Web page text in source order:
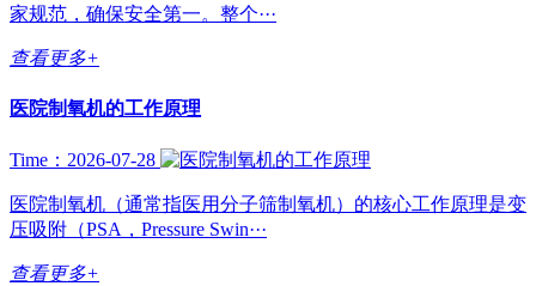
家规范，确保安全第一。整个···
查看更多+
医院制氧机的工作原理
Time：2026-07-28
医院制氧机（通常指医用分子筛制氧机）的核心工作原理是变
压吸附（PSA，Pressure Swin···
查看更多+